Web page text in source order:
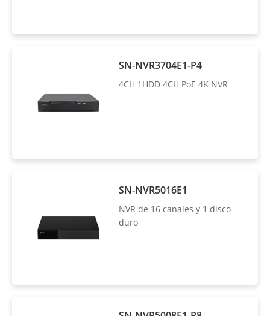
SN-NVR3704E1-P4
4CH 1HDD 4CH PoE 4K NVR
SN-NVR5016E1
NVR de 16 canales y 1 disco
duro